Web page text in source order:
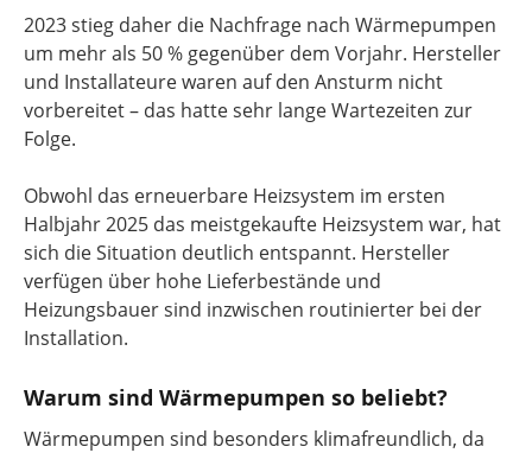
2023 stieg daher die Nachfrage nach Wärmepumpen
um mehr als 50 % gegenüber dem Vorjahr. Hersteller
und Installateure waren auf den Ansturm nicht
vorbereitet – das hatte sehr lange Wartezeiten zur
Folge.
Obwohl das erneuerbare Heizsystem im ersten
Halbjahr 2025 das meistgekaufte Heizsystem war, hat
sich die Situation deutlich entspannt. Hersteller
verfügen über hohe Lieferbestände und
Heizungsbauer sind inzwischen routinierter bei der
Installation.
Warum sind Wärmepumpen so beliebt?
Wärmepumpen sind besonders klimafreundlich, da